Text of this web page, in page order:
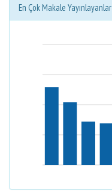
En Çok Makale Yayınlayanlar